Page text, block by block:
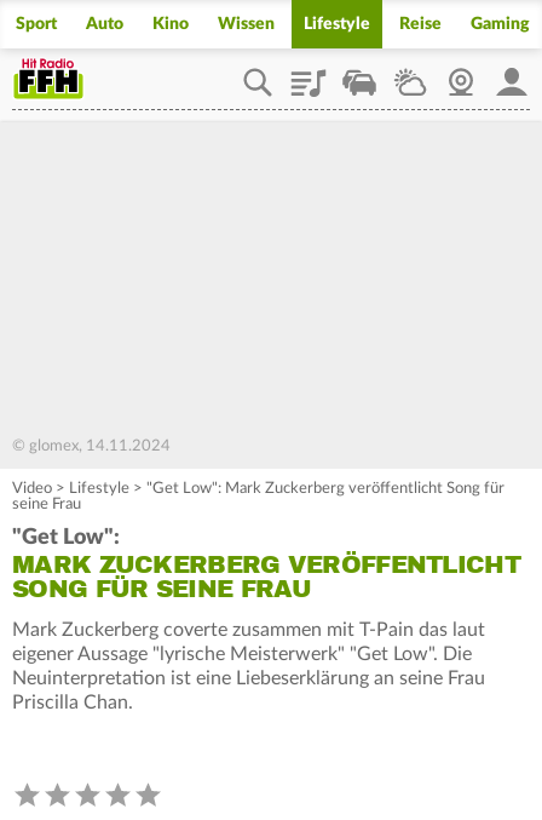
Sport Auto Kino Wissen Lifestyle Reise Gaming
PlaylistStaupilotWetterWebcam
© glomex, 14.11.2024
Video > Lifestyle > "Get Low": Mark Zuckerberg veröffentlicht Song für
seine Frau
"Get Low":
MARK ZUCKERBERG VERÖFFENTLICHT
SONG FÜR SEINE FRAU
Mark Zuckerberg coverte zusammen mit T-Pain das laut
eigener Aussage "lyrische Meisterwerk" "Get Low". Die
Neuinterpretation ist eine Liebeserklärung an seine Frau
Priscilla Chan.